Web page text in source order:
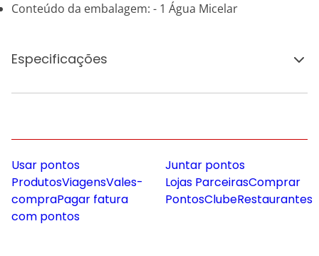
Conteúdo da embalagem: - 1 Água Micelar
Especificações
Usar pontos
ProdutosViagensVales-
compraPagar fatura
com pontos
Juntar pontos
Lojas ParceirasComprar
PontosClubeRestaurantes